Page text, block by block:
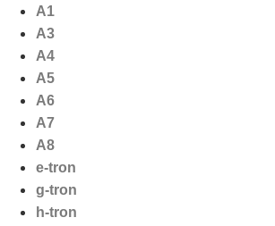
naar
inhoud
A1
A3
A4
A5
A6
A7
A8
e-tron
g-tron
h-tron